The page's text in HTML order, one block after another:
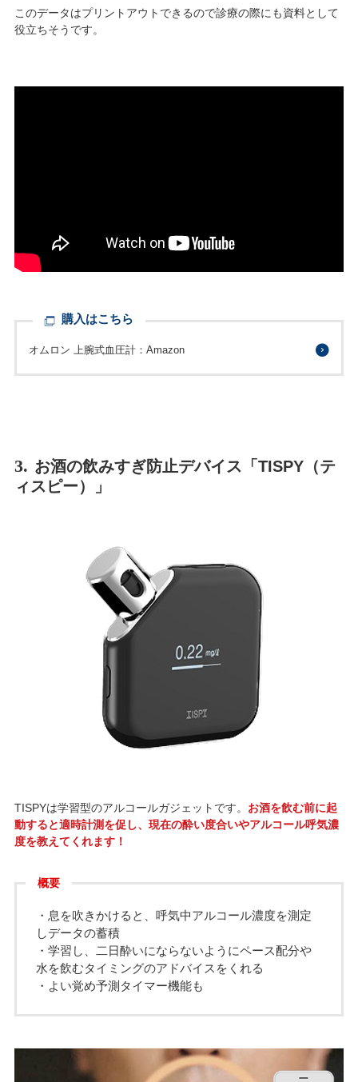
このデータはプリントアウトできるので診療の際にも資料として
役立ちそうです。
購入はこちら
オムロン 上腕式血圧計：Amazon
3. お酒の飲みすぎ防止デバイス「TISPY（テ
ィスピー）」
TISPYは学習型のアルコールガジェットです。 お酒を飲む前に起
動すると適時計測を促し、現在の酔い度合いやアルコール呼気濃
度を教えてくれます！
概要
・息を吹きかけると、呼気中アルコール濃度を測定
しデータの蓄積
・学習し、二日酔いにならないようにペース配分や
水を飲むタイミングのアドバイスをくれる
・よい覚め予測タイマー機能も